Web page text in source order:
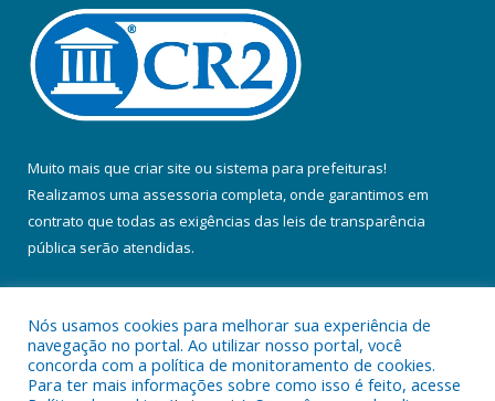
Muito mais que criar site ou sistema para prefeituras!
Realizamos uma assessoria completa, onde garantimos em
contrato que todas as exigências das leis de transparência
pública serão atendidas.
Nós usamos cookies para melhorar sua experiência de
navegação no portal. Ao utilizar nosso portal, você
concorda com a política de monitoramento de cookies.
Para ter mais informações sobre como isso é feito, acesse